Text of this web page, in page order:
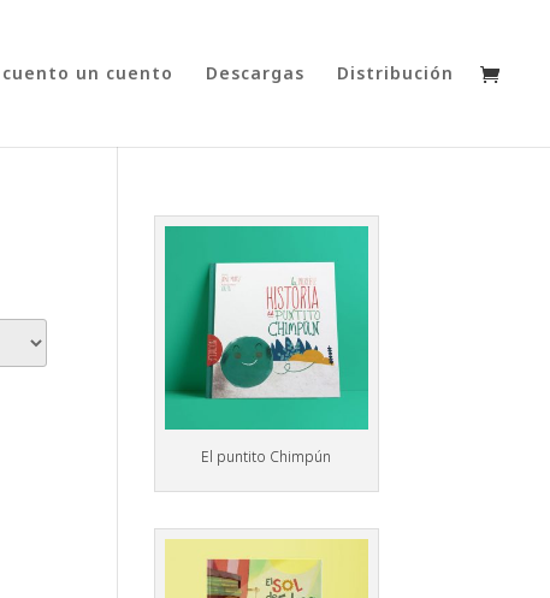
cuento un cuento Descargas Distribución
El puntito Chimpún